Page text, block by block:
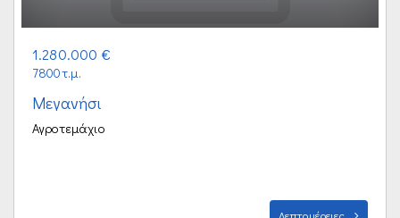
1.280.000 €
7800τ.μ.
Μεγανήσι
Αγροτεμάχιο
Λεπτομέρειες